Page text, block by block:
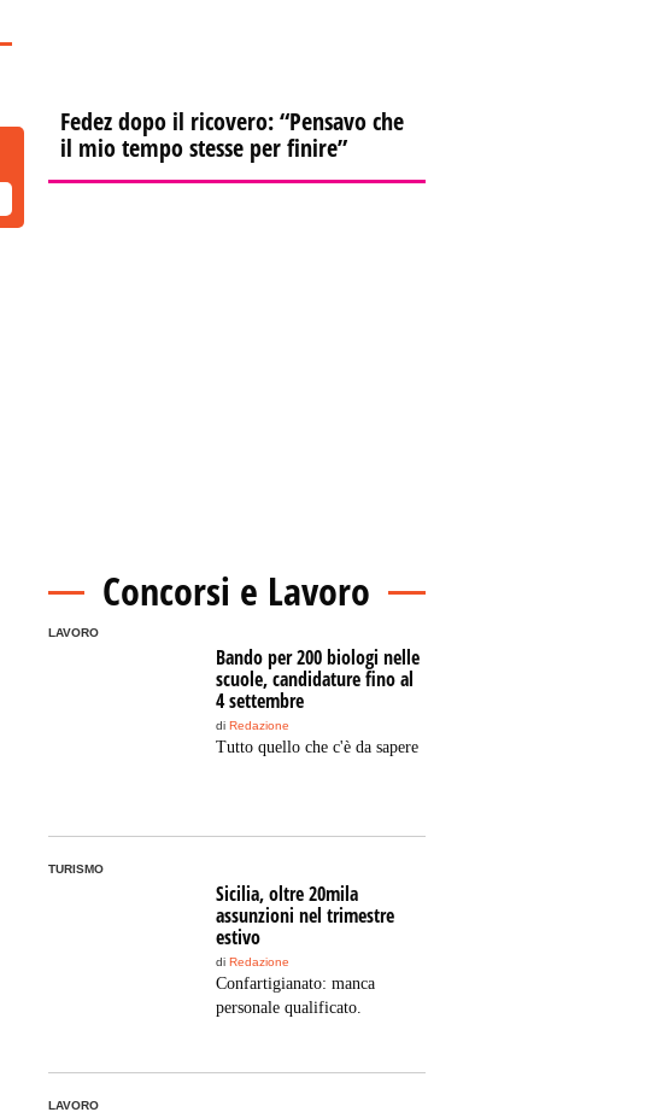
Fedez dopo il ricovero: “Pensavo che
il mio tempo stesse per finire”
Concorsi e Lavoro
LAVORO
Bando per 200 biologi nelle
scuole, candidature fino al
4 settembre
di Redazione
Tutto quello che c'è da sapere
TURISMO
Sicilia, oltre 20mila
assunzioni nel trimestre
estivo
di Redazione
Confartigianato: manca
personale qualificato.
LAVORO